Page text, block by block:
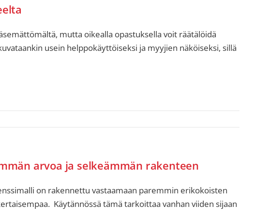
mutta oikealla opastuksella voit räätälöidä
usein helppokäyttöiseksi ja myyjien näköiseksi, sillä
arvoa ja selkeämmän rakenteen
on rakennettu vastaamaan paremmin erikokoisten
Käytännössä tämä tarkoittaa vanhan viiden sijaan